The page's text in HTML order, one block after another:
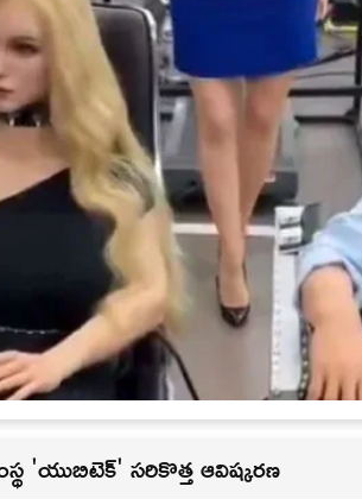
'యుబిటెక్' సరికొత్త ఆవిష్కరణ